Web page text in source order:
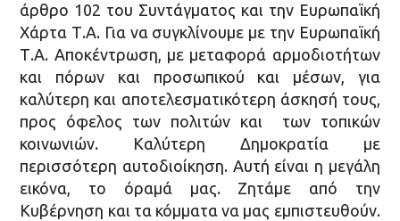
άρθρο 102 του Συντάγματος και την Ευρωπαϊκή
Χάρτα Τ.Α. Για να συγκλίνουμε με την Ευρωπαϊκή
Τ.Α. Αποκέντρωση, με μεταφορά αρμοδιοτήτων
και πόρων και προσωπικού και μέσων, για
καλύτερη και αποτελεσματικότερη άσκησή τους,
προς όφελος των πολιτών και των τοπικών
κοινωνιών. Καλύτερη Δημοκρατία με
περισσότερη αυτοδιοίκηση. Αυτή είναι η μεγάλη
εικόνα, το όραμά μας. Ζητάμε από την
Κυβέρνηση και τα κόμματα να μας εμπιστευθούν.